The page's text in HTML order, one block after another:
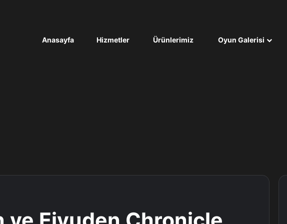
Anasayfa Hizmetler Ürünlerimiz Oyun Galerisi